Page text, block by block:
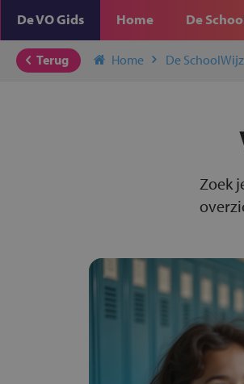
De VO Gids Home De
Terug Home De
Zoek